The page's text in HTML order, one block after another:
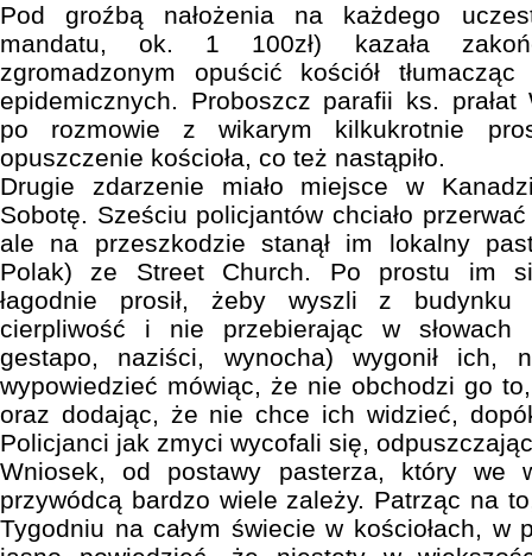
Pod groźbą nałożenia na każdego
mandatu, ok. 1 100zł) kazała
zgromadzonym opuścić kościół
epidemicznych. Proboszcz parafii ks. prałat
po rozmowie z wikarym kilkukrotnie
opuszczenie kościoła, co też nastąpiło.
Drugie zdarzenie miało miejsce w
Sobotę. Sześciu policjantów chciało
ale na przeszkodzie stanął im lokalny
Polak) ze Street Church. Po prostu im
łagodnie prosił, żeby wyszli z budynku
cierpliwość i nie przebierając w słowach
gestapo, naziści, wynocha) wygonił
wypowiedzieć mówiąc, że nie obchodzi go
oraz dodając, że nie chce ich widzieć,
Policjanci jak zmyci wycofali się,
Wniosek, od postawy pasterza, który we
przywódcą bardzo wiele zależy. Patrząc na
Tygodniu na całym świecie w kościołach, w